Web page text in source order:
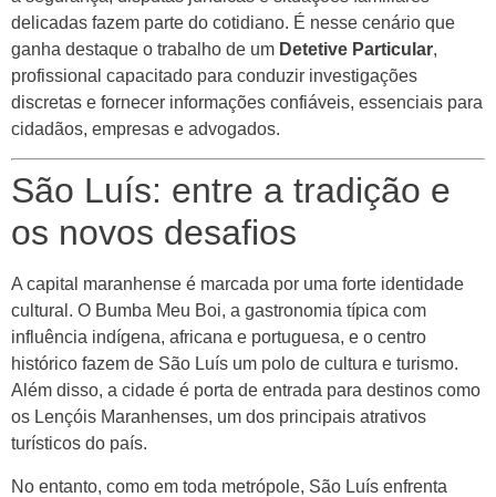
delicadas fazem parte do cotidiano. É nesse cenário que
ganha destaque o trabalho de um Detetive Particular,
profissional capacitado para conduzir investigações
discretas e fornecer informações confiáveis, essenciais para
cidadãos, empresas e advogados.
São Luís: entre a tradição e
os novos desafios
A capital maranhense é marcada por uma forte identidade
cultural. O Bumba Meu Boi, a gastronomia típica com
influência indígena, africana e portuguesa, e o centro
histórico fazem de São Luís um polo de cultura e turismo.
Além disso, a cidade é porta de entrada para destinos como
os Lençóis Maranhenses, um dos principais atrativos
turísticos do país.
No entanto, como em toda metrópole, São Luís enfrenta